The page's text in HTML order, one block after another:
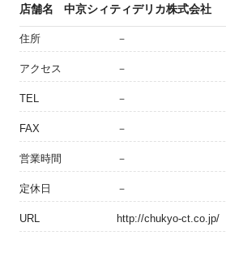
店舗名 中京シィティデリカ株式会社
住所 －
アクセス －
TEL －
FAX －
営業時間 －
定休日 －
URL http://chukyo-ct.co.jp/